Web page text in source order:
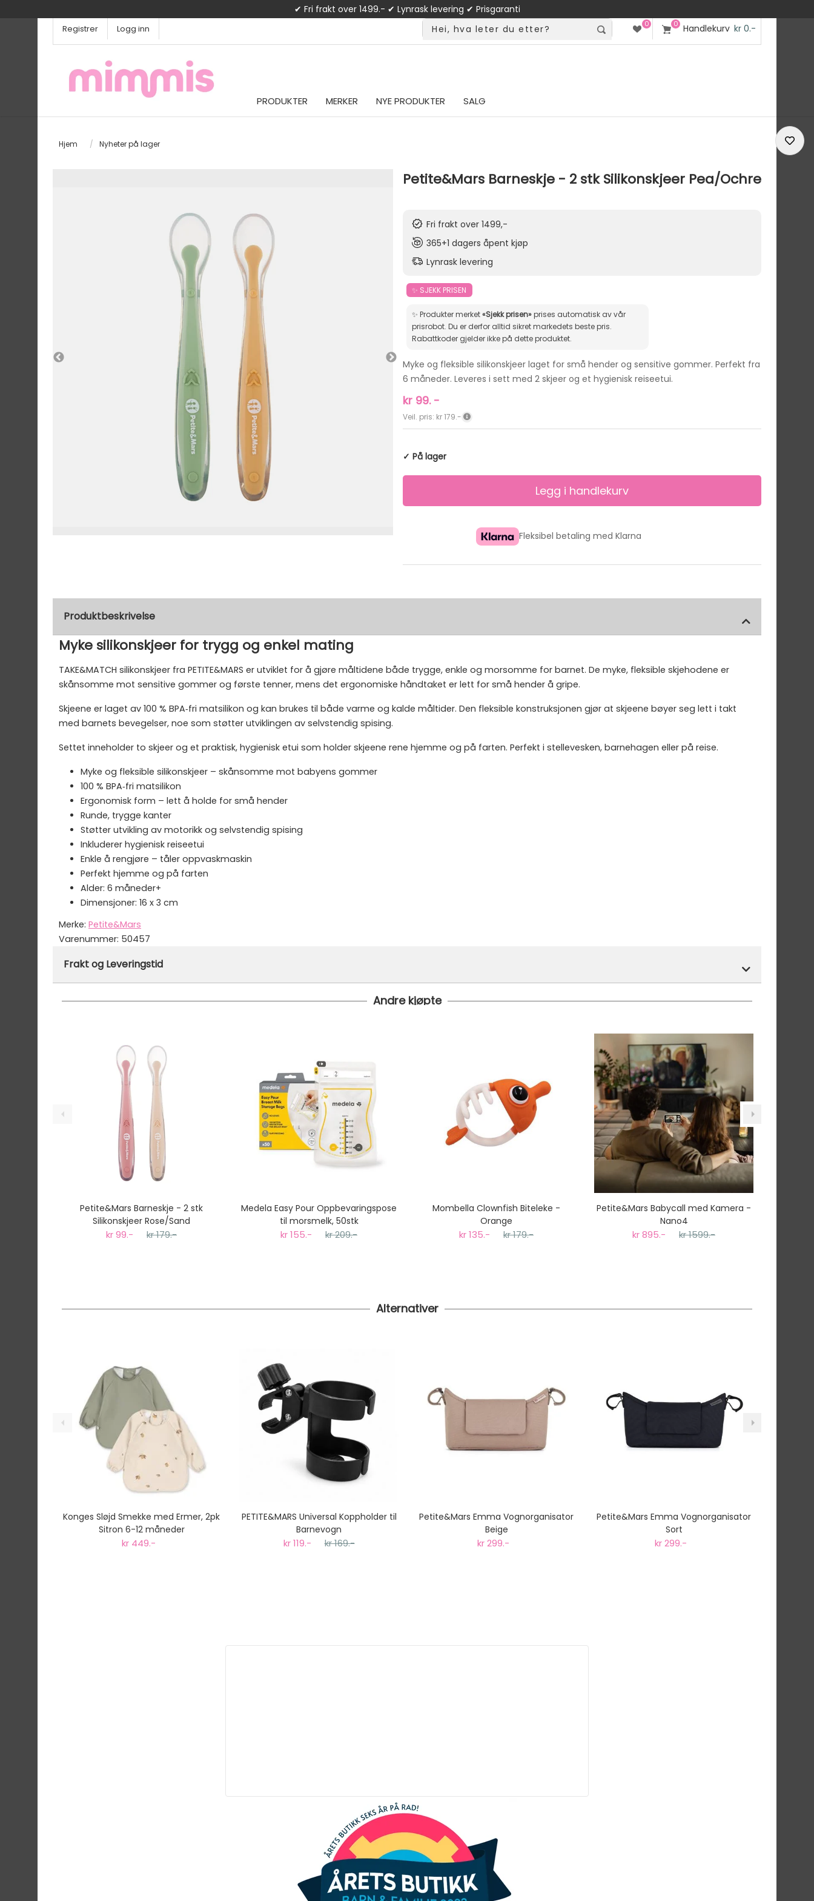
✔ Fri frakt over 1499.- ✔ Lynrask levering ✔ Prisgaranti
Registrer Logg inn 0 0 Handlekurv kr 0.-
PRODUKTER MERKER NYE PRODUKTER SALG
Hjem / Nyheter på lager
Petite&Mars Barneskje - 2 stk Silikonskjeer Pea/Ochre
Fri frakt over 1499,-
365+1 dagers åpent kjøp
Lynrask levering
✨ SJEKK PRISEN
✨ Produkter merket«Sjekk prisen»prises automatisk av vår
prisrobot. Du er derfor alltid sikret markedets beste pris.
Rabattkoder gjelder ikke på dette produktet.
Myke og fleksible silikonskjeer laget for små hender og sensitive gommer. Perfekt fra
6 måneder. Leveres i sett med 2 skjeer og et hygienisk reiseetui.
kr 99.-
Veil. pris: kr 179.-
✓ På lager
Fleksibel betaling med Klarna
Produktbeskrivelse
Myke silikonskjeer for trygg og enkel mating
TAKE&MATCH silikonskjeer fra PETITE&MARS er utviklet for å gjøre måltidene både trygge, enkle og morsomme for barnet. De myke, fleksible skjehodene er
skånsomme mot sensitive gommer og første tenner, mens det ergonomiske håndtaket er lett for små hender å gripe.
Skjeene er laget av 100 % BPA‑fri matsilikon og kan brukes til både varme og kalde måltider. Den fleksible konstruksjonen gjør at skjeene bøyer seg lett i takt
med barnets bevegelser, noe som støtter utviklingen av selvstendig spising.
Settet inneholder to skjeer og et praktisk, hygienisk etui som holder skjeene rene hjemme og på farten. Perfekt i stellevesken, barnehagen eller på reise.
Myke og fleksible silikonskjeer – skånsomme mot babyens gommer
100 % BPA‑fri matsilikon
Ergonomisk form – lett å holde for små hender
Runde, trygge kanter
Støtter utvikling av motorikk og selvstendig spising
Inkluderer hygienisk reiseetui
Enkle å rengjøre – tåler oppvaskmaskin
Perfekt hjemme og på farten
Alder: 6 måneder+
Dimensjoner: 16 x 3 cm
Merke: Petite&Mars
Varenummer: 50457
Frakt og Leveringstid
På lager hos oss - klar for utsendelse innen 24 timer
Gjennomsnittlig leveringstid hos Mimmis er en til tre dager fra bestilling til levering.
Vi har fri retur ved bytte.
Andre kjøpte
Petite&Mars Barneskje - 2 stk
Silikonskjeer Rose/Sand
kr 99.- kr 179.-
Medela Easy Pour Oppbevaringspose
til morsmelk, 50stk
kr 155.- kr 209.-
Mombella Clownfish Biteleke -
Orange
kr 135.- kr 179.-
Petite&Mars Babycall med Kamera -
Nano4
kr 895.- kr 1599.-
Alternativer
Konges Sløjd Smekke med Ermer, 2pk
Sitron 6-12 måneder
kr 449.-
PETITE&MARS Universal Koppholder til
Barnevogn
kr 119.- kr 169.-
Petite&Mars Emma Vognorganisator
Beige
kr 299.-
Petite&Mars Emma Vognorganisator
Sort
kr 299.-